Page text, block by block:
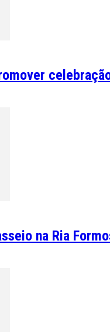
na Ria